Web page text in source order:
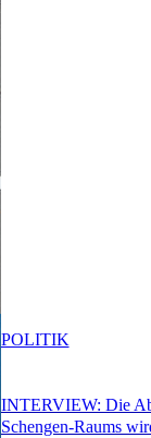
INTERVIEW: Die
Schengen-Raums
POLITIK